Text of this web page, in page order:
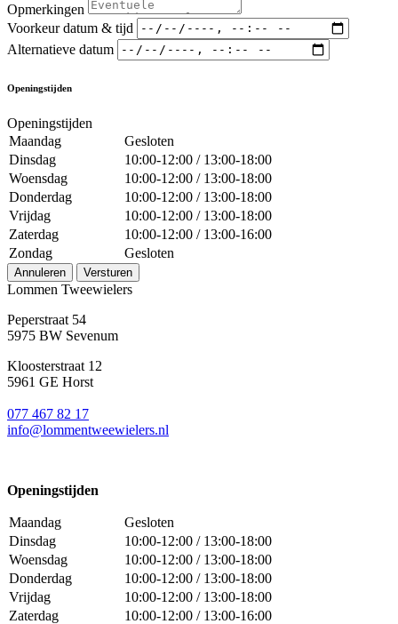
Opmerkingen
Voorkeur datum & tijd
Alternatieve datum
Openingstijden
Openingstijden
Maandag
Gesloten
Dinsdag
10:00-12:00 / 13:00-18:00
Woensdag
10:00-12:00 / 13:00-18:00
Donderdag
10:00-12:00 / 13:00-18:00
Vrijdag
10:00-12:00 / 13:00-18:00
Zaterdag
10:00-12:00 / 13:00-16:00
Zondag
Gesloten
Annuleren Versturen
Lommen Tweewielers
Peperstraat 54
5975 BW Sevenum
Kloosterstraat 12
5961 GE Horst
077 467 82 17
info@lommentweewielers.nl
Openingstijden
Maandag
Gesloten
Dinsdag
10:00-12:00 / 13:00-18:00
Woensdag
10:00-12:00 / 13:00-18:00
Donderdag
10:00-12:00 / 13:00-18:00
Vrijdag
10:00-12:00 / 13:00-18:00
Zaterdag
10:00-12:00 / 13:00-16:00